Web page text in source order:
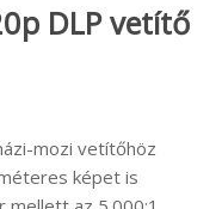
DLP vetítő
mozi vetítőhöz
képet is